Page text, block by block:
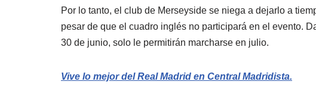
Por lo tanto, el club de Merseyside se niega a dejarlo a
pesar de que el cuadro inglés no participará en el evento.
30 de junio, solo le permitirán marcharse en julio.
Vive lo mejor del Real Madrid en Central Madridista.